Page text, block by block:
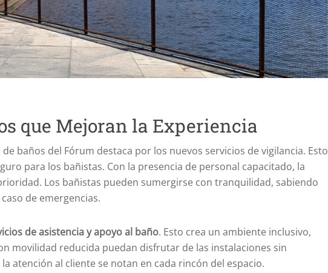
que Mejoran la Experiencia
de baños del Fórum destaca por los nuevos servicios de vigilancia. Esto
para los bañistas. Con la presencia de personal capacitado, la
Los bañistas pueden sumergirse con tranquilidad, sabiendo
de emergencias.
de asistencia y apoyo al baño. Esto crea un ambiente inclusivo,
movilidad reducida puedan disfrutar de las instalaciones sin
atención al cliente se notan en cada rincón del espacio.